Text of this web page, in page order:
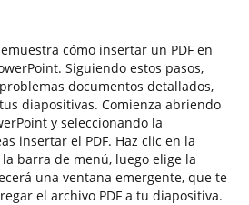
cómo insertar un PDF en
Siguiendo estos pasos,
documentos detallados,
diapositivas. Comienza abriendo
y seleccionando la
insertar el PDF. Haz clic en la
barra de menú, luego elige la
una ventana emergente, que te
el archivo PDF a tu diapositiva.